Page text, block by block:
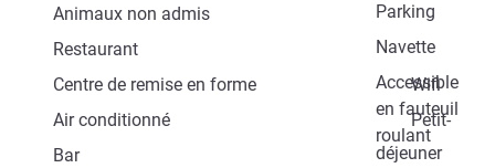
Parking
Animaux non admis
Navette
Restaurant
Accessible
en fauteuil
roulant
Centre de remise en forme
Wifi
Air conditionné
Petit-
déjeuner
Bar